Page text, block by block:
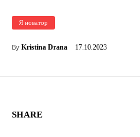
Я новатор
By Kristina Drana 17.10.2023
SHARE